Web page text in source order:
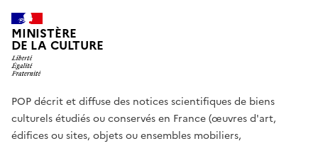
MINISTÈRE
DE LA CULTURE
POP décrit et diffuse des notices scientifiques de biens
culturels étudiés ou conservés en France (œuvres d'art,
édifices ou sites, objets ou ensembles mobiliers,